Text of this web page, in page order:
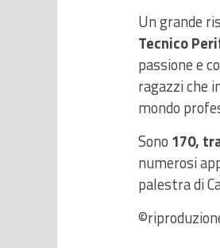
Un grande
Tecnico
passione e
ragazzi che
mondo
Sono 170,
numerosi
palestra di